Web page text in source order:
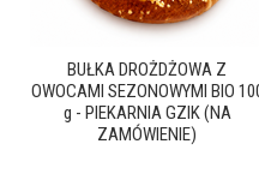
BUŁKA DROŻDŻOWA Z
OWOCAMI SEZONOWYMI BIO
g - PIEKARNIA GZIK (NA
ZAMÓWIENIE)